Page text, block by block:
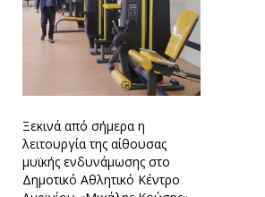
Ξεκινά από σήμερα η
λειτουργία της αίθουσας
μυϊκής ενδυνάμωσης στο
Δημοτικό Αθλητικό Κέντρο